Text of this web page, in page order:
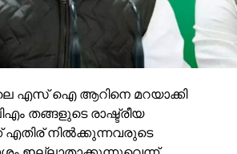
എസ് ഐ ആറിനെ മറയാക്കി
തങ്ങളുടെ രാഷ്ട്രീയ
നില്‍ക്കുന്നവരുടെ